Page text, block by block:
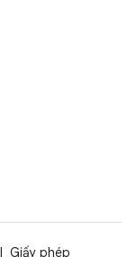
Giấy phép